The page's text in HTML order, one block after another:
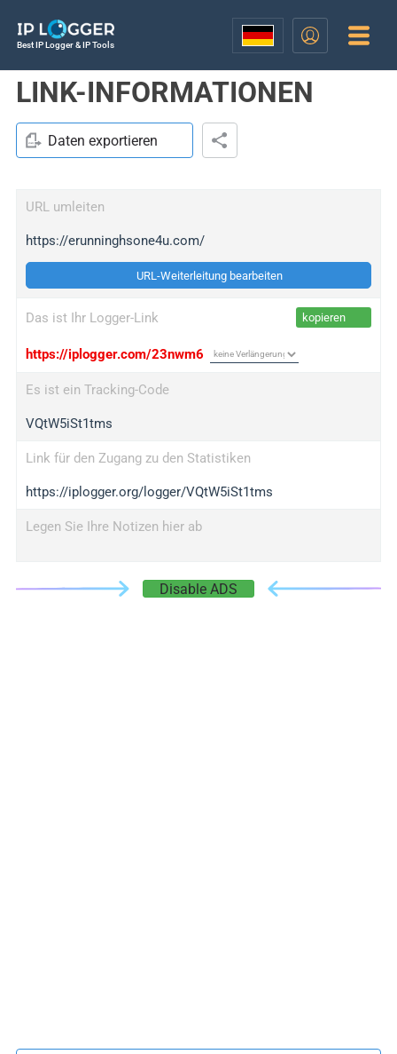
Best IP Logger & IP Tools
LINK-INFORMATIONEN
Daten exportieren
URL umleiten
https://erunninghsone4u.com/
URL-Weiterleitung bearbeiten
Das ist Ihr Logger-Link kopieren
https://iplogger.com/23nwm6
Es ist ein Tracking-Code
VQtW5iSt1tms
Link für den Zugang zu den Statistiken
https://iplogger.org/logger/VQtW5iSt1tms
Legen Sie Ihre Notizen hier ab
Disable ADS